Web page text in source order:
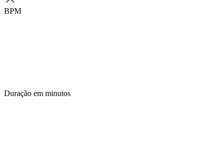
BPM
Duração em minutos